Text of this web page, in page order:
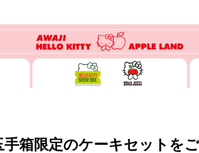
箱限定のケーキセットを